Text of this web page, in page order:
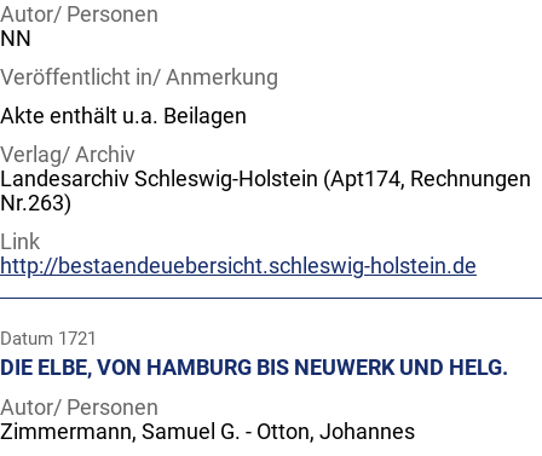
Autor/ Personen
NN
Veröffentlicht in/ Anmerkung
Akte enthält u.a. Beilagen
Verlag/ Archiv
Landesarchiv Schleswig-Holstein (Apt174, Rechnungen
Nr.263)
Link
http://bestaendeuebersicht.schleswig-holstein.de
Datum 1721
DIE ELBE, VON HAMBURG BIS NEUWERK UND HELG.
Autor/ Personen
Zimmermann, Samuel G. - Otton, Johannes